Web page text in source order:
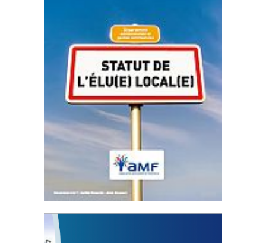
Statut de l’élu local
3 avril 2024